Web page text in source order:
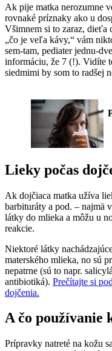
Ak pije matka nerozumne
rovnaké príznaky ako u
Všimnem si to zaraz, dieťa
„čo je veľa kávy,“ vám
sem-tam, pediater jednu-
informáciu, že 7 (!). Vidíte
siedmimi by som to radšej
Lieky počas
Ak dojčiaca matka užíva
barbituráty a pod. – najmä
látky do mlieka a môžu u
reakcie.
Niektoré látky
materského mlieka, no sú
nepatrne (sú to napr.
antibiotiká). Prečítajte si
dojčenia.
A čo používanie
Prípravky natreté na kožu